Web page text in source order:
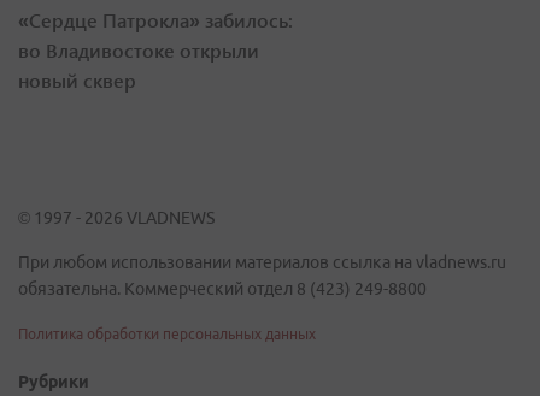
«Сердце Патрокла» забилось:
во Владивостоке открыли
новый сквер
© 1997 - 2026 VLADNEWS
При любом использовании материалов ссылка на vladnews.ru
обязательна. Коммерческий отдел 8 (423) 249-8800
Политика обработки персональных данных
Рубрики